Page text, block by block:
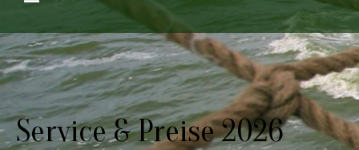
Service & Preise 2026